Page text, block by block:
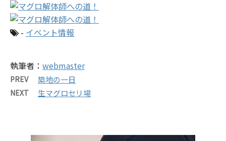
- イベント情報
執筆者： webmaster
PREV 築地の一日
NEXT 生マグロセリ場